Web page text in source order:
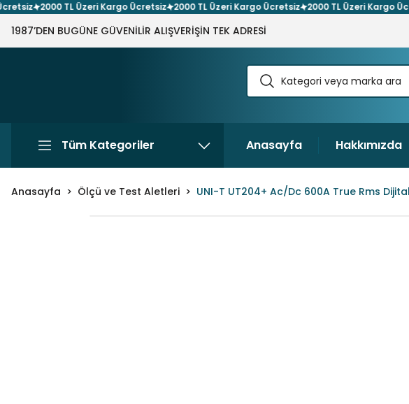
2000 TL Üzeri Kargo Ücretsiz 2000 TL Üzeri Kargo Ücretsiz 2000 TL Üzeri Kargo
1987’DEN BUGÜNE GÜVENİLİR ALIŞVERİŞİN TEK ADRESİ
Tüm Kategoriler Anasayfa Hakkımızda
Anasayfa Ölçü ve Test Aletleri UNI-T UT204+ Ac/Dc 600A True Rms